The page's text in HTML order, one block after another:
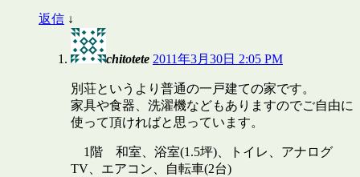
返信 ↓
chitotete 2011年3月30日 2:05 PM
別荘というより普通の一戸建ての家です。
家具や食器、洗濯機などもありますのでご自由に
使って頂ければと思っています。
1階 和室、浴室(1.5坪)、トイレ、アナログ
TV、エアコン、自転車(2台)